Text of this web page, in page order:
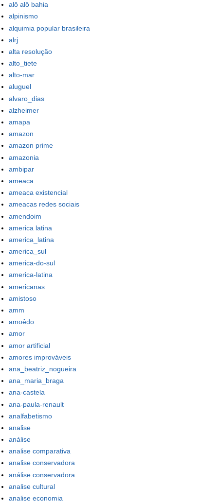
alô alô bahia
alpinismo
alquimia popular brasileira
alrj
alta resolução
alto_tiete
alto-mar
aluguel
alvaro_dias
alzheimer
amapa
amazon
amazon prime
amazonia
ambipar
ameaca
ameaca existencial
ameacas redes sociais
amendoim
america latina
america_latina
america_sul
america-do-sul
america-latina
americanas
amistoso
amm
amoêdo
amor
amor artificial
amores improváveis
ana_beatriz_nogueira
ana_maria_braga
ana-castela
ana-paula-renault
analfabetismo
analise
análise
analise comparativa
analise conservadora
análise conservadora
analise cultural
analise economia